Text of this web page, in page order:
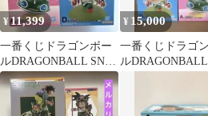
¥11,399
一番くじドラゴンボー
ルDRAGONBALL SNAP
COLLECTION2
¥ 15,000
一番くじドラゴ
ルDRAGONBALL